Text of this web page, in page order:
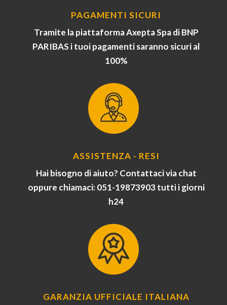
PAGAMENTI SICURI
Tramite la piattaforma Axepta Spa di BNP
PARIBAS i tuoi pagamenti saranno sicuri al
100%
ASSISTENZA - RESI
Hai bisogno di aiuto? Contattaci via chat
oppure chiamaci: 051-19873903 tutti i giorni
h24
GARANZIA UFFICIALE ITALIANA